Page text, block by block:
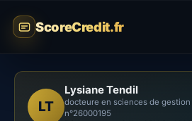
ScoreCredit.fr
LT
Lysiane Tendil
docteure en sciences de gestion
n°26000195